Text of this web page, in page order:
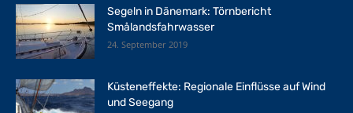
Segeln in Dänemark: Törnbericht
Smålandsfahrwasser
24. September 2019
Küsteneffekte: Regionale Einflüsse auf Wind
und Seegang